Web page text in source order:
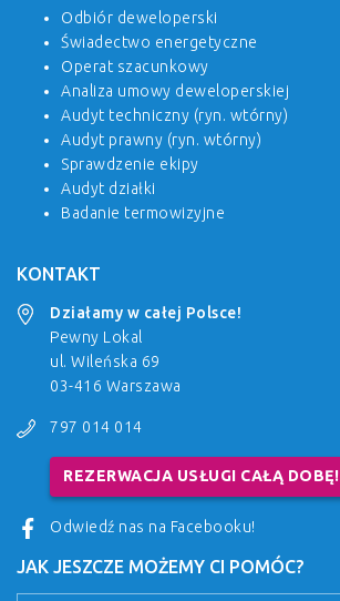
Odbiór deweloperski
Świadectwo energetyczne
Operat szacunkowy
Analiza umowy deweloperskiej
Audyt techniczny (ryn. wtórny)
Audyt prawny (ryn. wtórny)
Sprawdzenie ekipy
Audyt działki
Badanie termowizyjne
KONTAKT
Działamy w całej Polsce!
Pewny Lokal
ul. Wileńska 69
03-416 Warszawa
797 014 014
REZERWACJA USŁUGI CAŁĄ DOBĘ!
Odwiedź nas na Facebooku!
JAK JESZCZE MOŻEMY CI POMÓC?